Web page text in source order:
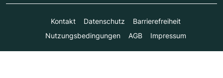
Kontakt Datenschutz
Barrierefreiheit
Nutzungsbedingungen
AGB Impressum